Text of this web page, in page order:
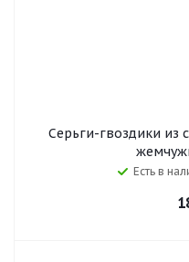
Серьги-гвоздики из
Есть в